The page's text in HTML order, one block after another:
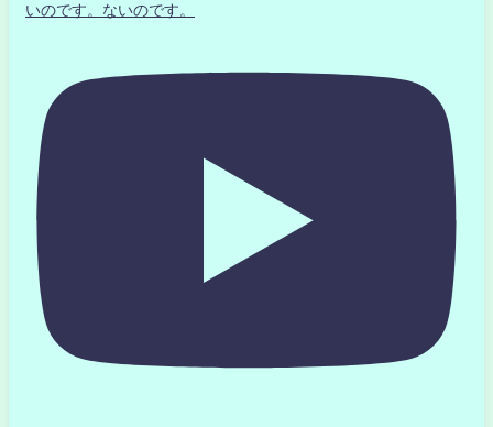
いのです。ないのです。